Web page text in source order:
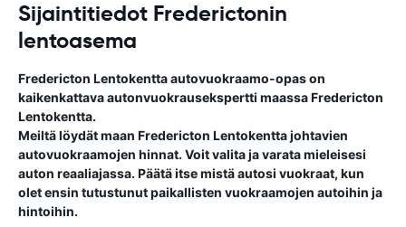
Sijaintitiedot Frederictonin
lentoasema
Fredericton Lentokenttaautovuokraamo-opason
kaikenkattava autonvuokrausekspertti maassaFredericton
Lentokentta.
Meiltä löydät maan Fredericton Lentokenttajohtavien
autovuokraamojen hinnat. Voit valita ja varata mieleisesi
auton reaaliajassa. Päätä itse mistä autosi vuokraat, kun
olet ensin tutustunut paikallisten vuokraamojen autoihin ja
hintoihin.